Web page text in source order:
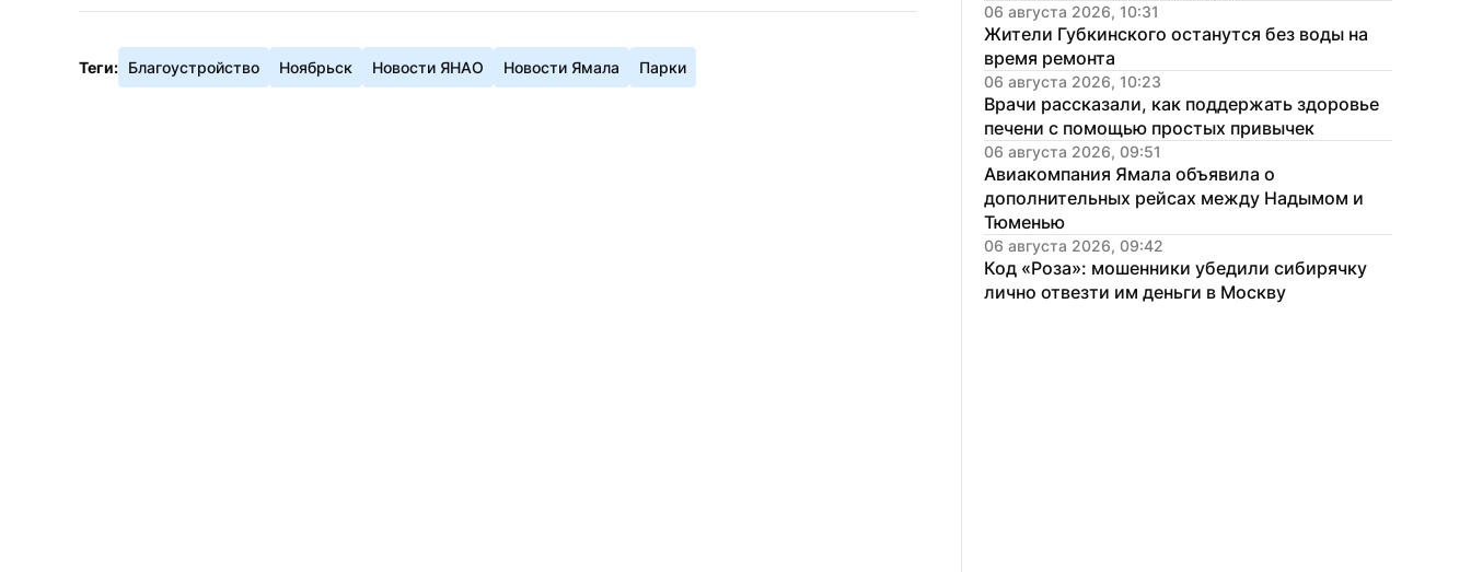
Теги: Благоустройство Ноябрьск Новости ЯНАО Новости Ямала Парки
06 августа 2026, 10:31
Жители Губкинского останутся без воды на
время ремонта
06 августа 2026, 10:23
Врачи рассказали, как поддержать здоровье
печени с помощью простых привычек
06 августа 2026, 09:51
Авиакомпания Ямала объявила о
дополнительных рейсах между Надымом и
Тюменью
06 августа 2026, 09:42
Код «Роза»: мошенники убедили сибирячку
лично отвезти им деньги в Москву